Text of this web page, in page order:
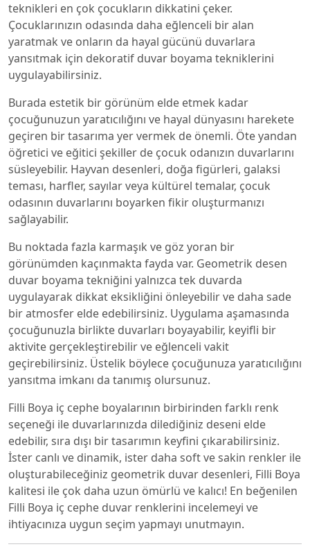
teknikleri en çok çocukların dikkatini çeker.
Çocuklarınızın odasında daha eğlenceli bir alan
yaratmak ve onların da hayal gücünü duvarlara
yansıtmak için dekoratif duvar boyama tekniklerini
uygulayabilirsiniz.
Burada estetik bir görünüm elde etmek kadar
çocuğunuzun yaratıcılığını ve hayal dünyasını harekete
geçiren bir tasarıma yer vermek de önemli. Öte yandan
öğretici ve eğitici şekiller de çocuk odanızın duvarlarını
süsleyebilir. Hayvan desenleri, doğa figürleri, galaksi
teması, harfler, sayılar veya kültürel temalar, çocuk
odasının duvarlarını boyarken fikir oluşturmanızı
sağlayabilir.
Bu noktada fazla karmaşık ve göz yoran bir
görünümden kaçınmakta fayda var. Geometrik desen
duvar boyama tekniğini yalnızca tek duvarda
uygulayarak dikkat eksikliğini önleyebilir ve daha sade
bir atmosfer elde edebilirsiniz. Uygulama aşamasında
çocuğunuzla birlikte duvarları boyayabilir, keyifli bir
aktivite gerçekleştirebilir ve eğlenceli vakit
geçirebilirsiniz. Üstelik böylece çocuğunuza yaratıcılığını
yansıtma imkanı da tanımış olursunuz.
Filli Boya iç cephe boyalarının birbirinden farklı renk
seçeneği ile duvarlarınızda dilediğiniz deseni elde
edebilir, sıra dışı bir tasarımın keyfini çıkarabilirsiniz.
İster canlı ve dinamik, ister daha soft ve sakin renkler ile
oluşturabileceğiniz geometrik duvar desenleri, Filli Boya
kalitesi ile çok daha uzun ömürlü ve kalıcı! En beğenilen
Filli Boya iç cephe duvar renklerini incelemeyi ve
ihtiyacınıza uygun seçim yapmayı unutmayın.